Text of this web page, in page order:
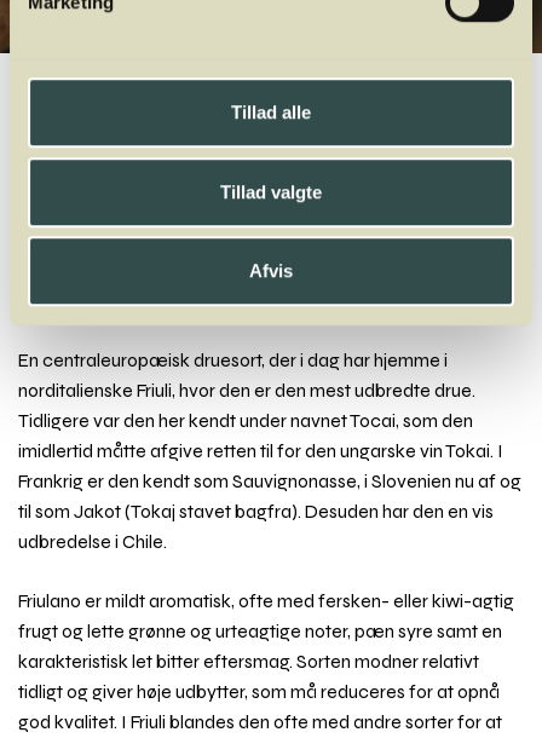
Tillad alle
Tillad valgte
Afvis
Winelab.dk Vinviden vinordbog Druesorter Friulano
A B C D E F G H I J K L M N O P Q R S T U V W X
Faberrebe Falanghina Fer Servadou Fiano
Fogoneu
Friulano
En centraleuropæisk druesort, der i dag har hjemme i
norditalienske Friuli, hvor den er den mest udbredte drue.
Tidligere var den her kendt under navnet Tocai, som den
imidlertid måtte afgive retten til for den ungarske vin Tokai. I
Frankrig er den kendt som Sauvignonasse, i Slovenien nu af og
til som Jakot (Tokaj stavet bagfra). Desuden har den en vis
udbredelse i Chile.
Friulano er mildt aromatisk, ofte med fersken- eller kiwi-agtig
frugt og lette grønne og urteagtige noter, pæn syre samt en
karakteristisk let bitter eftersmag. Sorten modner relativt
tidligt og giver høje udbytter, som må reduceres for at opnå
god kvalitet. I Friuli blandes den ofte med andre sorter for at